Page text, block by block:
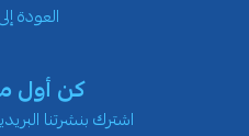
العودة
كن أول
اشترك بنشرتنا